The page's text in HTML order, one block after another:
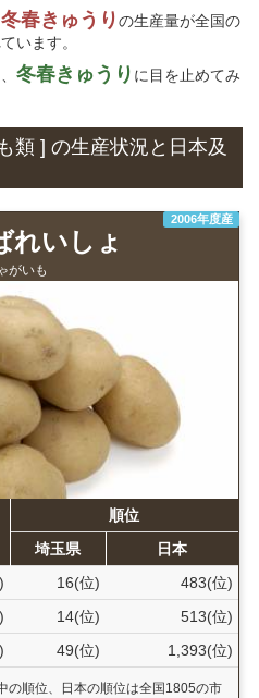
冬春きゅうりの生産量が全国の
います。
冬春きゅうり に目を止めてみ
類 ] の生産状況と日本及
2006年度産
れいしょ
がいも
順位
埼玉県
日本
16(位)
483(位)
14(位)
513(位)
49(位) 1,393(位)
の順位、日本の順位は全国1805の市